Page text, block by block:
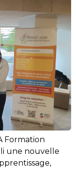
Formation
une nouvelle